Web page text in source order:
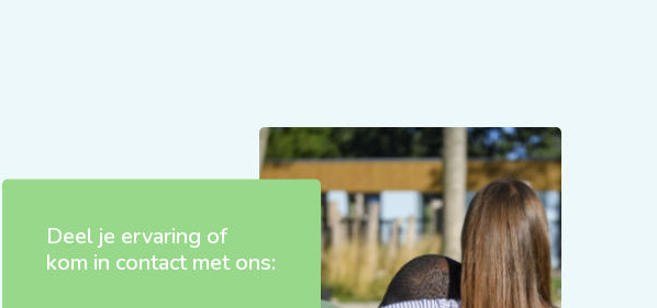
Deel je ervaring of
kom in contact met ons: